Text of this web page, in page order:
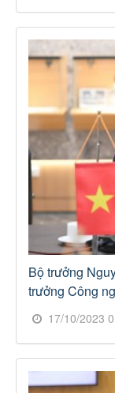
Bộ trưởng
trưởng Công
17/10/2023